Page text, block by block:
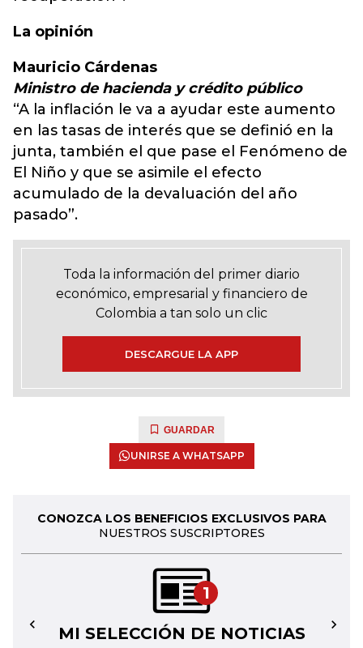
La opinión
Mauricio Cárdenas
Ministro de hacienda y crédito público
“A la inflación le va a ayudar este aumento
en las tasas de interés que se definió en la
junta, también el que pase el Fenómeno de
El Niño y que se asimile el efecto
acumulado de la devaluación del año
pasado”.
Toda la información del primer diario
económico, empresarial y financiero de
Colombia a tan solo un clic
DESCARGUE LA APP
GUARDAR
UNIRSE A WHATSAPP
CONOZCA LOS BENEFICIOS EXCLUSIVOS PARA
NUESTROS SUSCRIPTORES
1
MI SELECCIÓN DE NOTICIAS
← →